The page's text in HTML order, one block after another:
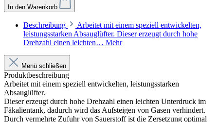
In den Warenkorb
Beschreibung
Arbeitet mit einem speziell entwickelten,
leistungsstarken Absauglüfter. Dieser erzeugt durch hohe
Drehzahl einen leichten… Mehr
Menü schließen
Produktbeschreibung
Arbeitet mit einem speziell entwickelten, leistungsstarken
Absauglüfter.
Dieser erzeugt durch hohe Drehzahl einen leichten Unterdruck im
Fäkalientank, dadurch wird das Aufsteigen von Gasen verhindert.
Durch vermehrte Zufuhr von Sauerstoff ist die Zersetzung optimal